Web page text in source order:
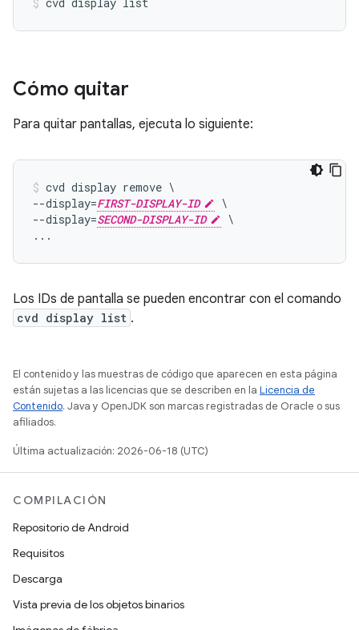
Cómo quitar
Para quitar pantallas, ejecuta lo siguiente:
cvd display remove \
--display=FIRST-DISPLAY-ID
\
--display=SECOND-DISPLAY-ID
\
Los IDs de pantalla se pueden encontrar con el comando
cvd display list .
El contenido y las muestras de código que aparecen en esta página
están sujetas a las licencias que se describen en la Licencia de
Contenido. Java y OpenJDK son marcas registradas de Oracle o sus
afiliados.
Última actualización: 2026-06-18 (UTC)
COMPILACIÓN
Repositorio de Android
Requisitos
Descarga
Vista previa de los objetos binarios